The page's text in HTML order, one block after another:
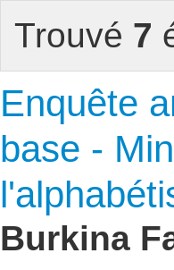
Trouvé 7
Enquête
base -
Burkina